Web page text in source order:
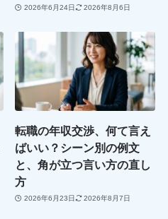
2026年6月24日 2026年8月6日
転職の年収交渉、何て言え
ばいい？シーン別の例文
と、角が立つ言い方の直し
方
2026年6月23日 2026年8月7日